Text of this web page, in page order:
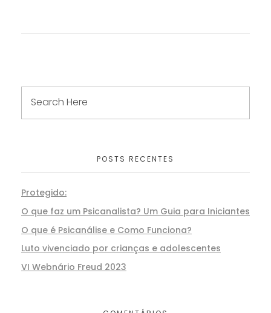
POSTS RECENTES
Protegido:
O que faz um Psicanalista? Um Guia para Iniciantes
O que é Psicanálise e Como Funciona?
Luto vivenciado por crianças e adolescentes
VI Webnário Freud 2023